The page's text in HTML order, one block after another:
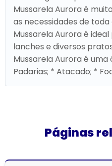
Mussarela Aurora é
as necessidades de toda
Mussarela Aurora é
lanches e diversos
Mussarela Aurora é
Padarias; * Atacado; *
Páginas